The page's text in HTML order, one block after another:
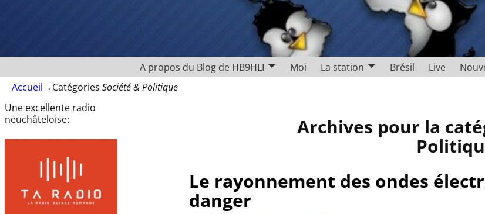
A propos du Blog de HB9HLI Moi La station Brésil Live
Accueil→Catégories Société & Politique
Archives pour la
Le rayonnement des ondes
danger
Une excellente radio
neuchâteloise: